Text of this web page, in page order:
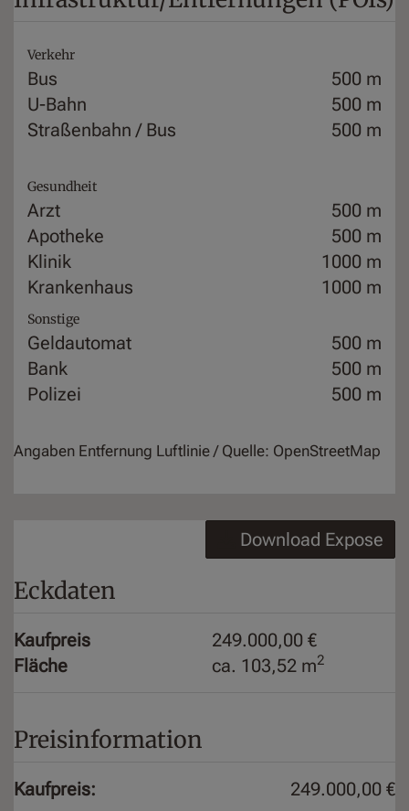
Verkehr
Bus
500 m
U-Bahn
500 m
Straßenbahn / Bus
500 m
Gesundheit
Arzt
500 m
Apotheke
500 m
Klinik
1000 m
Krankenhaus
1000 m
Sonstige
Geldautomat
500 m
Bank
500 m
Polizei
500 m
Angaben Entfernung Luftlinie / Quelle: OpenStreetMap
Download Expose
Eckdaten
Kaufpreis
249.000,00 €
Fläche
ca. 103,52 m2
Preisinformation
Kaufpreis: 249.000,00 €